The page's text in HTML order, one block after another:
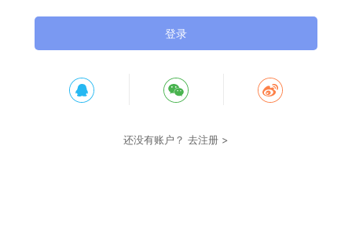
登录
还没有账户？ 去注册 >